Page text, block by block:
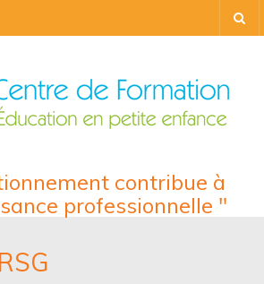
contribue à
professionnelle "